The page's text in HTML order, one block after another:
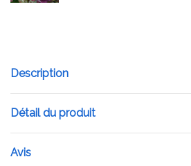
Description
Détail du produit
Avis